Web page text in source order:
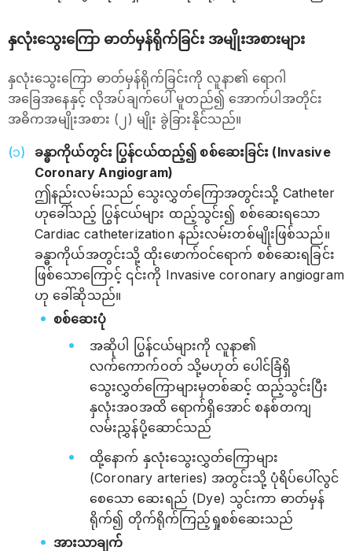
နှလုံးသွေးကြော ဓာတ်မှန်ရိုက်ခြင်း အမျိုးအစားများ
နှလုံးသွေးကြော ဓာတ်မှန်ရိုက်ခြင်းကို လူနာ၏ ရောဂါ
အခြေအနေနှင့် လိုအပ်ချက်ပေါ် မူတည်၍ အောက်ပါအတိုင်း
အဓိကအမျိုးအစား (၂) မျိုး ခွဲခြားနိုင်သည်။
ခန္ဓာကိုယ်တွင်း ပြွန်ငယ်ထည့်၍ စစ်ဆေးခြင်း (Invasive
Coronary Angiogram)
ဤနည်းလမ်းသည် သွေးလွှတ်ကြောအတွင်းသို့ Catheter
ဟုခေါ်သည့် ပြွန်ငယ်များ ထည့်သွင်း၍ စစ်ဆေးရသော
Cardiac catheterization နည်းလမ်းတစ်မျိုးဖြစ်သည်။
ခန္ဓာကိုယ်အတွင်းသို့ ထိုးဖောက်ဝင်ရောက် စစ်ဆေးရခြင်း
ဖြစ်သောကြောင့် ၎င်းကို Invasive coronary angiogram
ဟု ခေါ်ဆိုသည်။
စစ်ဆေးပုံ
အဆိုပါ ပြွန်ငယ်များကို လူနာ၏
လက်ကောက်ဝတ် သို့မဟုတ် ပေါင်ခြံရှိ
သွေးလွှတ်ကြောများမှတစ်ဆင့် ထည့်သွင်းပြီး
နှလုံးအဝအထိ ရောက်ရှိအောင် စနစ်တကျ
လမ်းညွှန်ပို့ဆောင်သည်
ထို့နောက် နှလုံးသွေးလွှတ်ကြောများ
(Coronary arteries) အတွင်းသို့ ပုံရိပ်ပေါ်လွင်
စေသော ဆေးရည် (Dye) သွင်းကာ ဓာတ်မှန်
ရိုက်၍ တိုက်ရိုက်ကြည့်ရှုစစ်ဆေးသည်
အားသာချက်